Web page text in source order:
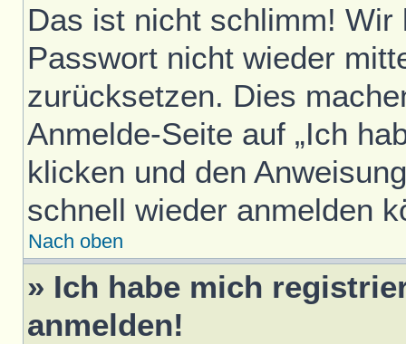
Das ist nicht schlimm!
Passwort nicht wieder
zurücksetzen. Dies
Anmelde-Seite auf „Ich
klicken und den
schnell wieder anmelden
Nach oben
» Ich habe mich
anmelden!